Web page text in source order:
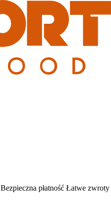
Bezpieczna płatność Łatwe zwroty